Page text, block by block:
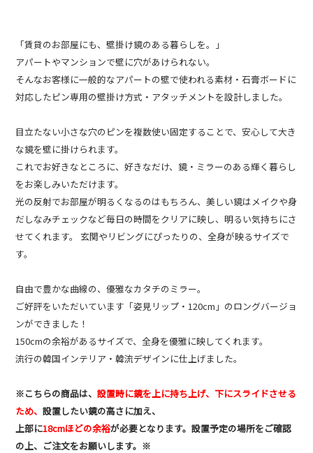
「賃貸のお部屋にも、壁掛け鏡のある暮らしを。」
アパートやマンションで壁に穴があけられない。
そんなお客様に一般的なアパートの壁で使われる素材・石膏ボードに
対応したピン専用の壁掛け方式・アタッチメントを設計しました。
目立たない小さな穴のピンを複数使い固定することで、安心して大き
な鏡を壁に掛けられます。
これでお好きなところに、好きなだけ、鏡・ミラーのある輝く暮らし
をお楽しみいただけます。
光の反射でお部屋が明るくなるのはもちろん、美しい鏡はメイクや身
だしなみチェックなど毎日の時間をクリアに映し、明るい気持ちにさ
せてくれます。 玄関やリビングにぴったりの、全身が映るサイズで
す。
自由で豊かな曲線の、優雅なカタチのミラー。
ご好評をいただいています「姿見リップ・120cm」のロングバージョ
ンができました！
150cmの余裕があるサイズで、全身を優雅に映してくれます。
流行の韓国インテリア・韓流デザインに仕上げました。
※こちらの商品は、設置時に鏡を上に持ち上げ、下にスライドさせる
ため、設置したい鏡の高さに加え、
上部に18cmほどの余裕が必要となります。設置予定の場所をご確認
の上、ご注文をお願いします。※